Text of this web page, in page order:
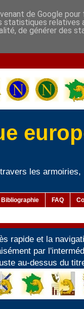
les
Bibliographie FAQ
rapide et la
par
au-dessus du
de Google
statistiques
de générer des